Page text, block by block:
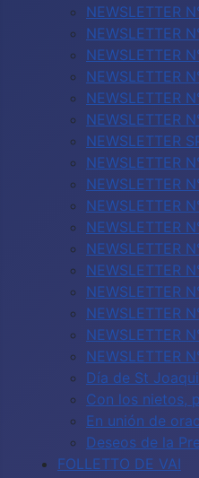
NEWSLETTER
NEWSLETTER
NEWSLETTER
NEWSLETTER
NEWSLETTER
NEWSLETTER
NEWSLETTER
NEWSLETTER
NEWSLETTER
NEWSLETTER
NEWSLETTER
NEWSLETTER
NEWSLETTER
NEWSLETTER
NEWSLETTER
NEWSLETTER
NEWSLETTER
Día de St
Con los nietos,
En unión de
Deseos de la
FOLLETTO DE VAI